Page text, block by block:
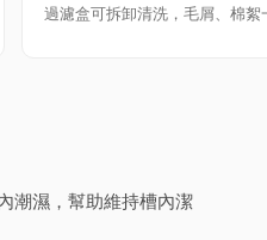
過濾盒可拆卸清洗，毛屑、棉絮
潮濕，幫助維持槽內潔